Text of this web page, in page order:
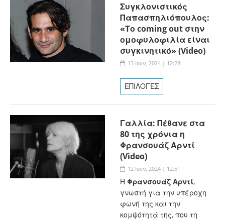
Συγκλονιστικός
Παπασπηλιόπουλος:
«Το coming out στην
ομοφυλοφιλία είναι
συγκινητικό» (Video)
13 Ιουν, 2024 | 12:28
ΕΠΙΛΟΓΕΣ
Γαλλία: Πέθανε στα
80 της χρόνια η
Φρανσουάζ Αρντί
(Video)
12 Ιουν, 2024 | 12:51
Η Φρανσουάζ Αρντί,
γνωστή για την υπέροχη
φωνή της και την
κομψότητά της, που τη